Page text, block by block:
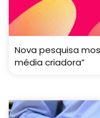
Nova pesquisa
média criadora”